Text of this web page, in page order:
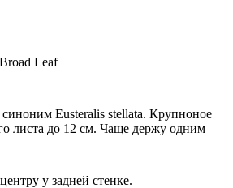
Leaf
синоним Eusteralis stellata. Крупноное
листа до 12 см. Чаще держу одним
у задней стенке.